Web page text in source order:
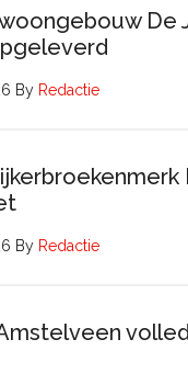
De
By Redactie
By Redactie